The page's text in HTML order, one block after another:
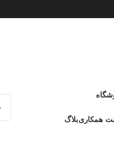
همکاریبلاگ